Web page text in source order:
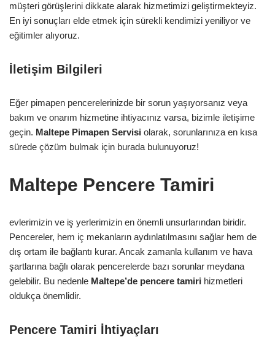
müşteri görüşlerini dikkate alarak hizmetimizi geliştirmekteyiz.
En iyi sonuçları elde etmek için sürekli kendimizi yeniliyor ve
eğitimler alıyoruz.
İletişim Bilgileri
Eğer pimapen pencerelerinizde bir sorun yaşıyorsanız veya
bakım ve onarım hizmetine ihtiyacınız varsa, bizimle iletişime
geçin. Maltepe Pimapen Servisi olarak, sorunlarınıza en kısa
sürede çözüm bulmak için burada bulunuyoruz!
Maltepe Pencere Tamiri
evlerimizin ve iş yerlerimizin en önemli unsurlarından biridir.
Pencereler, hem iç mekanların aydınlatılmasını sağlar hem de
dış ortam ile bağlantı kurar. Ancak zamanla kullanım ve hava
şartlarına bağlı olarak pencerelerde bazı sorunlar meydana
gelebilir. Bu nedenle Maltepe’de pencere tamiri hizmetleri
oldukça önemlidir.
Pencere Tamiri İhtiyaçları